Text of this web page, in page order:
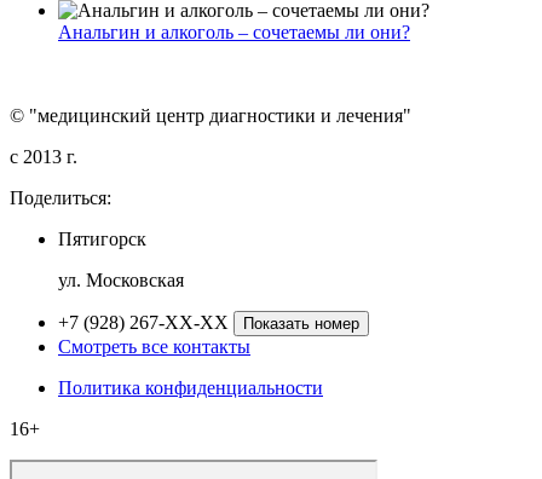
Анальгин и алкоголь – сочетаемы ли они?
© "медицинский центр диагностики и лечения"
c 2013 г.
Поделиться:
Пятигорск
ул. Московская
+7 (928) 267-XX-XX Показать номер
Смотреть все контакты
Политика конфиденциальности
16+